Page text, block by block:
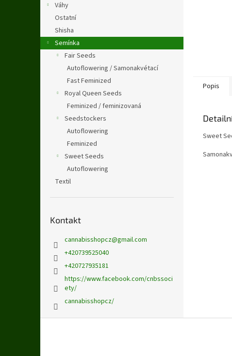
Váhy
Ostatní
Shisha
Semínka
Fair Seeds
Autoflowering / Samonakvétací
Fast Feminized
Royal Queen Seeds
Feminized / feminizovaná
Seedstockers
Autoflowering
Feminized
Sweet Seeds
Autoflowering
Textil
Kontakt
cannabisshopcz@gmail.com
+420739525040
+420727935181
https://www.facebook.com/cnbssoci
ety/
cannabisshopcz/
Popis
Sweet